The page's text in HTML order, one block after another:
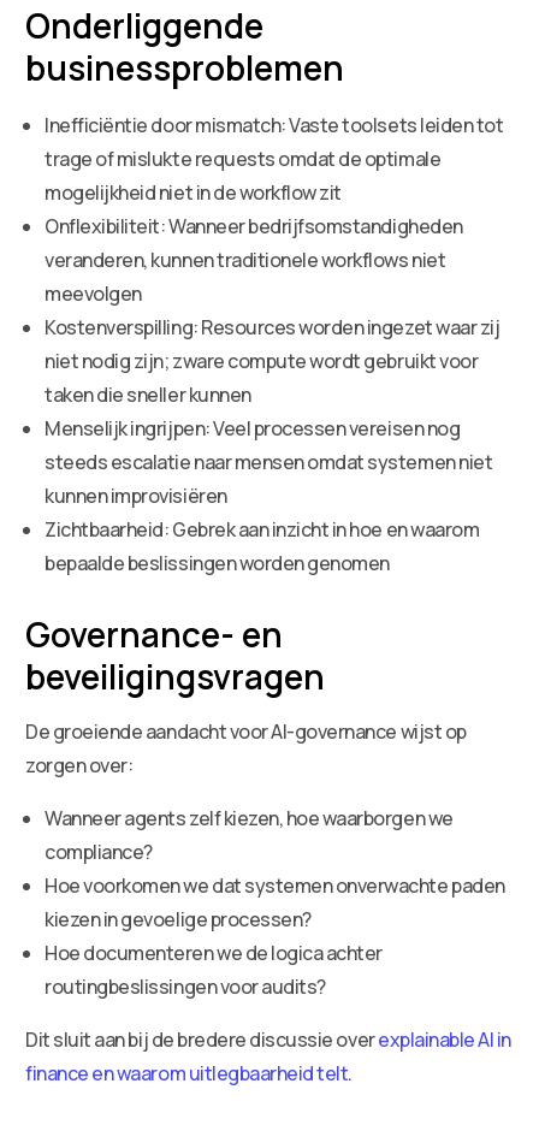
Onderliggende
businessproblemen
Inefficiëntie door mismatch: Vaste toolsets leiden tot
trage of mislukte requests omdat de optimale
mogelijkheid niet in de workflow zit
Onflexibiliteit: Wanneer bedrijfsomstandigheden
veranderen, kunnen traditionele workflows niet
meevolgen
Kostenverspilling: Resources worden ingezet waar zij
niet nodig zijn; zware compute wordt gebruikt voor
taken die sneller kunnen
Menselijk ingrijpen: Veel processen vereisen nog
steeds escalatie naar mensen omdat systemen niet
kunnen improvisiëren
Zichtbaarheid: Gebrek aan inzicht in hoe en waarom
bepaalde beslissingen worden genomen
Governance- en
beveiligingsvragen
De groeiende aandacht voor AI-governance wijst op
zorgen over:
Wanneer agents zelf kiezen, hoe waarborgen we
compliance?
Hoe voorkomen we dat systemen onverwachte paden
kiezen in gevoelige processen?
Hoe documenteren we de logica achter
routingbeslissingen voor audits?
Dit sluit aan bij de bredere discussie overexplainable AI in
finance en waarom uitlegbaarheid telt.